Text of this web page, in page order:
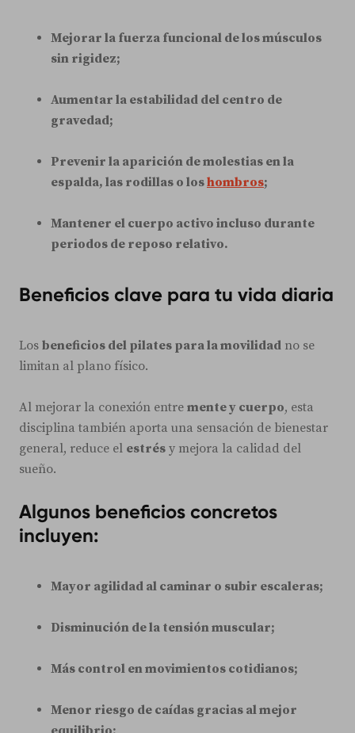
Mejorar la fuerza funcional de los músculos
sin rigidez;
Aumentar la estabilidad del centro de
gravedad;
Prevenir la aparición de molestias en la
espalda, las rodillas o loshombros;
Mantener el cuerpo activo incluso durante
periodos de reposo relativo.
Beneficios clave para tu vida diaria
Los beneficios del pilates para la movilidad no se
limitan al plano físico.
Al mejorar la conexión entre mente y cuerpo, esta
disciplina también aporta una sensación de bienestar
general, reduce el estrés y mejora la calidad del
sueño.
Algunos beneficios concretos
incluyen:
Mayor agilidad al caminar o subir escaleras;
Disminución de la tensión muscular;
Más control en movimientos cotidianos;
Menor riesgo de caídas gracias al mejor